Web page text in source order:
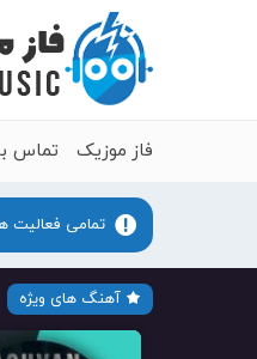
فاز موزیک تماس
تمامی فعالیت
آهنگ های ویژه